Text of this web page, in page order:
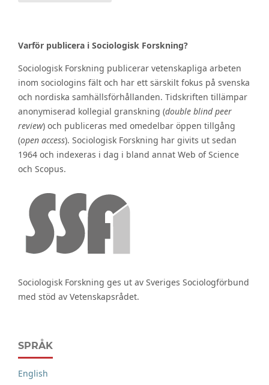
Varför publicera i Sociologisk Forskning?
Sociologisk Forskning publicerar vetenskapliga arbeten
inom sociologins fält och har ett särskilt fokus på svenska
och nordiska samhällsförhållanden. Tidskriften tillämpar
anonymiserad kollegial granskning (double blind peer
review) och publiceras med omedelbar öppen tillgång
(open access). Sociologisk Forskning har givits ut sedan
1964 och indexeras i dag i bland annat Web of Science
och Scopus.
Sociologisk Forskning ges ut av Sveriges Sociologförbund
med stöd av Vetenskapsrådet.
SPRÅK
English